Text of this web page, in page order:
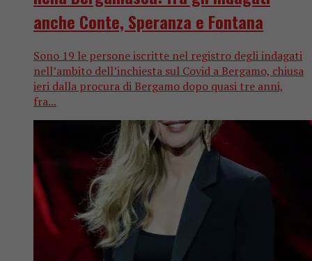
anche Conte, Speranza e Fontana
Sono 19 le persone iscritte nel registro degli indagati
nell’ambito dell’inchiesta sul Covid a Bergamo, chiusa
ieri dalla procura di Bergamo dopo quasi tre anni,
fra...